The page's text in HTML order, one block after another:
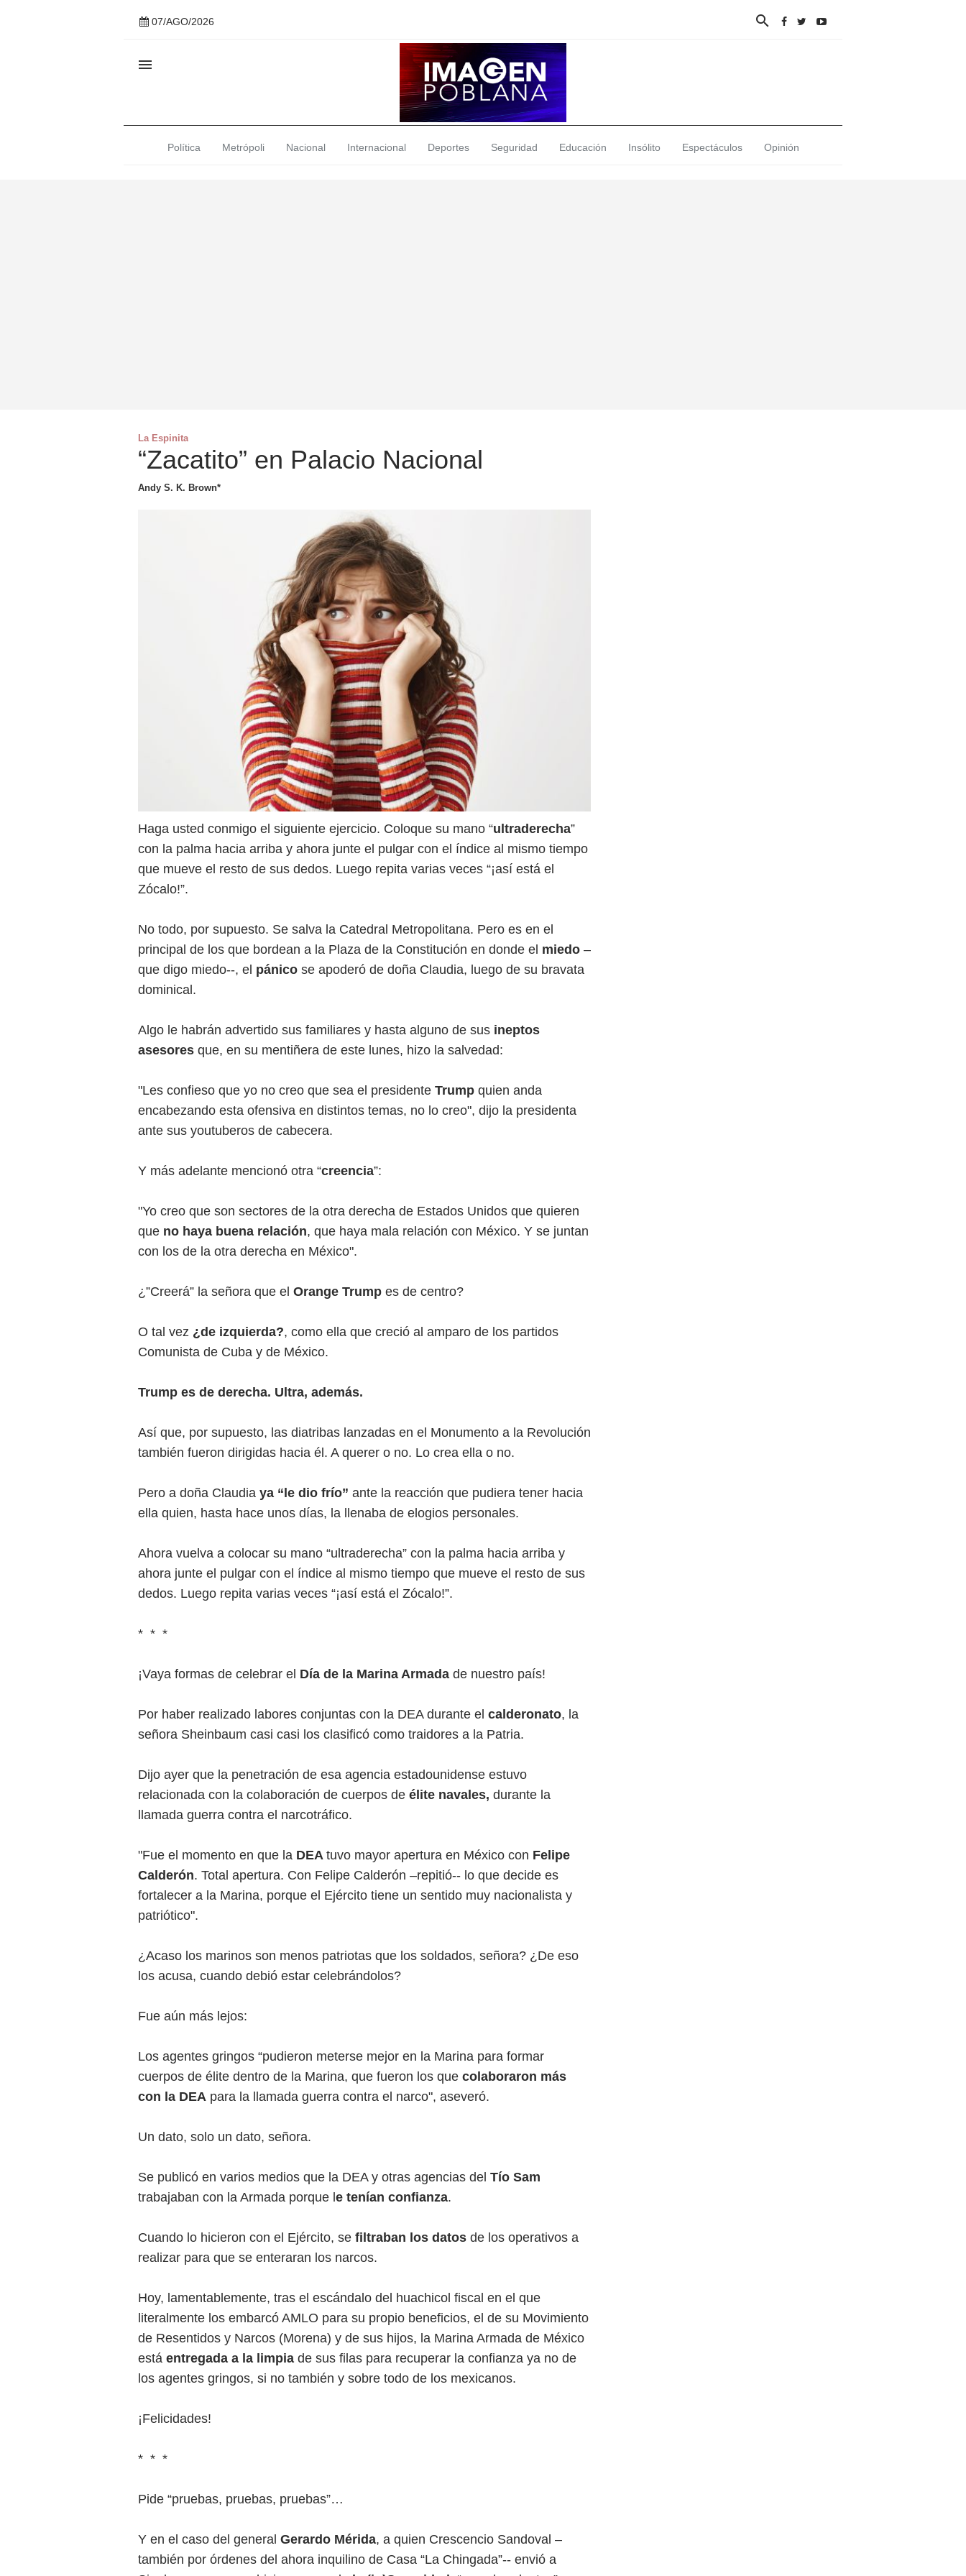
07/AGO/2026 

Política Metrópoli Nacional Internacional Deportes Seguridad Educación Insólito Espectáculos Opinión
La Espinita
“Zacatito” en Palacio Nacional
Andy S. K. Brown*
Haga usted conmigo el siguiente ejercicio. Coloque su mano “ultraderecha”
con la palma hacia arriba y ahora junte el pulgar con el índice al mismo tiempo
que mueve el resto de sus dedos. Luego repita varias veces “¡así está el
Zócalo!”.
No todo, por supuesto. Se salva la Catedral Metropolitana. Pero es en el
principal de los que bordean a la Plaza de la Constitución en donde el miedo –
que digo miedo--, el pánico se apoderó de doña Claudia, luego de su bravata
dominical.
Algo le habrán advertido sus familiares y hasta alguno de sus ineptos
asesores que, en su mentiñera de este lunes, hizo la salvedad:
"Les confieso que yo no creo que sea el presidente Trump quien anda
encabezando esta ofensiva en distintos temas, no lo creo", dijo la presidenta
ante sus youtuberos de cabecera.
Y más adelante mencionó otra “creencia”:
"Yo creo que son sectores de la otra derecha de Estados Unidos que quieren
que no haya buena relación, que haya mala relación con México. Y se juntan
con los de la otra derecha en México".
¿”Creerá” la señora que el Orange Trump es de centro?
O tal vez ¿de izquierda?, como ella que creció al amparo de los partidos
Comunista de Cuba y de México.
Trump es de derecha. Ultra, además.
Así que, por supuesto, las diatribas lanzadas en el Monumento a la Revolución
también fueron dirigidas hacia él. A querer o no. Lo crea ella o no.
Pero a doña Claudia ya “le dio frío” ante la reacción que pudiera tener hacia
ella quien, hasta hace unos días, la llenaba de elogios personales.
Ahora vuelva a colocar su mano “ultraderecha” con la palma hacia arriba y
ahora junte el pulgar con el índice al mismo tiempo que mueve el resto de sus
dedos. Luego repita varias veces “¡así está el Zócalo!”.
* * *
¡Vaya formas de celebrar el Día de la Marina Armada de nuestro país!
Por haber realizado labores conjuntas con la DEA durante el calderonato, la
señora Sheinbaum casi casi los clasificó como traidores a la Patria.
Dijo ayer que la penetración de esa agencia estadounidense estuvo
relacionada con la colaboración de cuerpos de élite navales, durante la
llamada guerra contra el narcotráfico.
"Fue el momento en que la DEA tuvo mayor apertura en México con Felipe
Calderón. Total apertura. Con Felipe Calderón –repitió-- lo que decide es
fortalecer a la Marina, porque el Ejército tiene un sentido muy nacionalista y
patriótico".
¿Acaso los marinos son menos patriotas que los soldados, señora? ¿De eso
los acusa, cuando debió estar celebrándolos?
Fue aún más lejos:
Los agentes gringos “pudieron meterse mejor en la Marina para formar
cuerpos de élite dentro de la Marina, que fueron los que colaboraron más
con la DEA para la llamada guerra contra el narco", aseveró.
Un dato, solo un dato, señora.
Se publicó en varios medios que la DEA y otras agencias del Tío Sam
trabajaban con la Armada porque l e tenían confianza.
Cuando lo hicieron con el Ejército, se filtraban los datos de los operativos a
realizar para que se enteraran los narcos.
Hoy, lamentablemente, tras el escándalo del huachicol fiscal en el que
literalmente los embarcó AMLO para su propio beneficios, el de su Movimiento
de Resentidos y Narcos (Morena) y de sus hijos, la Marina Armada de México
está entregada a la limpia de sus filas para recuperar la confianza ya no de
los agentes gringos, si no también y sobre todo de los mexicanos.
¡Felicidades!
* * *
Pide “pruebas, pruebas, pruebas”…
Y en el caso del general Gerardo Mérida, a quien Crescencio Sandoval –
también por órdenes del ahora inquilino de Casa “La Chingada”-- envió a